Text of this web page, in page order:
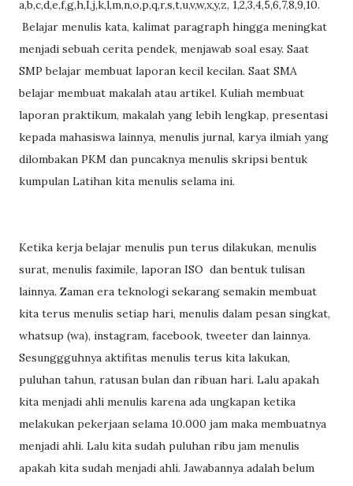
a,b,c,d,e,f,g,h,I,j,k,l,m,n,o,p,q,r,s,t,u,v,w,x,y,z, 1,2,3,4,5,6,7,8,9,10.
Belajar menulis kata, kalimat paragraph hingga meningkat
menjadi sebuah cerita pendek, menjawab soal esay. Saat
SMP belajar membuat laporan kecil kecilan. Saat SMA
belajar membuat makalah atau artikel. Kuliah membuat
laporan praktikum, makalah yang lebih lengkap, presentasi
kepada mahasiswa lainnya, menulis jurnal, karya ilmiah yang
dilombakan PKM dan puncaknya menulis skripsi bentuk
kumpulan Latihan kita menulis selama ini.
Ketika kerja belajar menulis pun terus dilakukan, menulis
surat, menulis faximile, laporan ISO dan bentuk tulisan
lainnya. Zaman era teknologi sekarang semakin membuat
kita terus menulis setiap hari, menulis dalam pesan singkat,
whatsup (wa), instagram, facebook, tweeter dan lainnya.
Sesunggguhnya aktifitas menulis terus kita lakukan,
puluhan tahun, ratusan bulan dan ribuan hari. Lalu apakah
kita menjadi ahli menulis karena ada ungkapan ketika
melakukan pekerjaan selama 10.000 jam maka membuatnya
menjadi ahli. Lalu kita sudah puluhan ribu jam menulis
apakah kita sudah menjadi ahli. Jawabannya adalah belum